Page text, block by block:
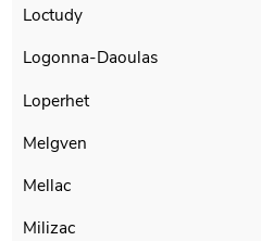
Loctudy
Logonna-Daoulas
Loperhet
Melgven
Mellac
Milizac